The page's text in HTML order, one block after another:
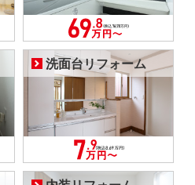
洗面台リフォーム